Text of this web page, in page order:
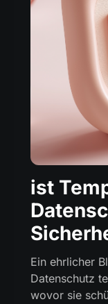
ist
Ein ehrlicher
Datenschutz
wovor sie